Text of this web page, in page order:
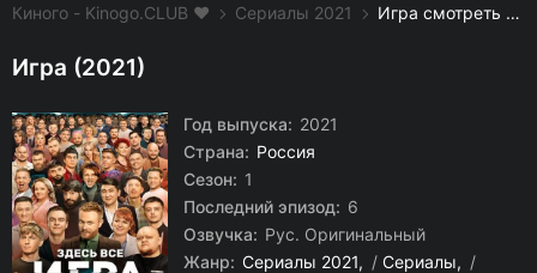
Киного - Kinogo.CLUB ❤️ Сериалы 2021 Игра смотреть онлайн бесплатно
Игра (2021)
Год выпуска: 2021
Страна: Россия
Сезон: 1
Последний эпизод: 6
Озвучка: Рус. Оригинальный
Жанр: Сериалы 2021 / Сериалы
/